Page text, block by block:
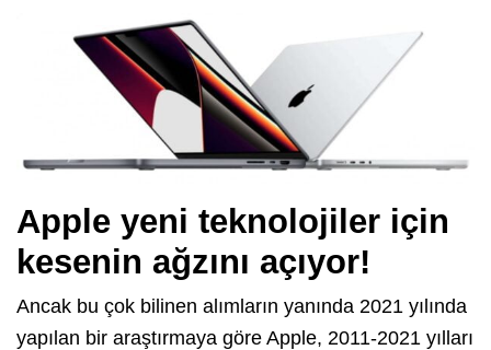
Apple yeni teknolojiler için
kesenin ağzını açıyor!
Ancak bu çok bilinen alımların yanında 2021 yılında
yapılan bir araştırmaya göre Apple, 2011-2021 yılları